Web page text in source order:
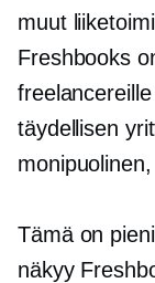
muut
Freshbooks
freelancereille
täydellisen
monipuolinen,
Tämä on pieni
näkyy